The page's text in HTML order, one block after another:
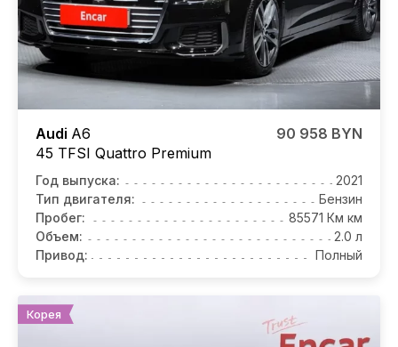
Audi A6
45 TFSI Quattro Premium
90 958 BYN
Год выпуска:
2021
Тип двигателя:
Бензин
Пробег:
85571 Км км
Объем:
2.0 л
Привод:
Полный
Корея